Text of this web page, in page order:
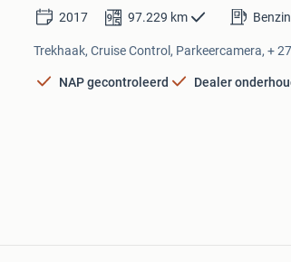
2017 97.229 km
Trekhaak, Cruise Control, Parkeercamera, +
NAP gecontroleerd Dealer